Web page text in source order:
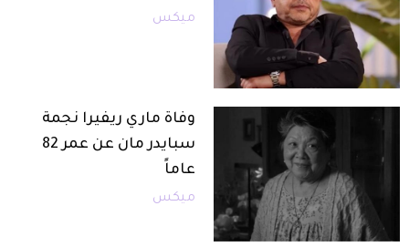
ميكس
وفاة ماري ريفيرا نجمة
سبايدر مان عن عمر 82
عاماً
ميكس